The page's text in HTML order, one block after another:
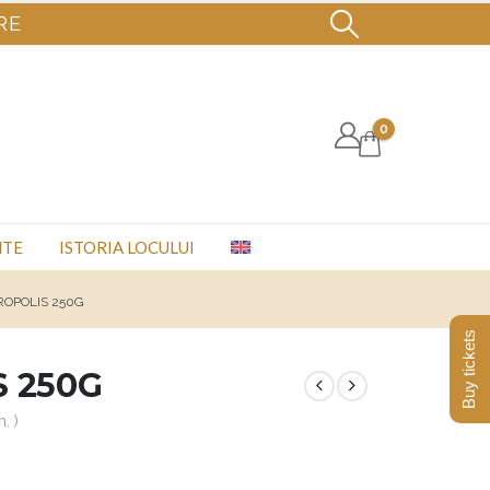
0
ISTORIA LOCULUI
250G
250G
)
Buy tickets